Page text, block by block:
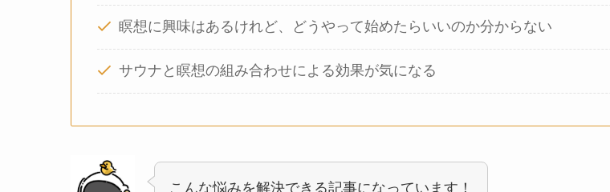
瞑想に興味はあるけれど、どうやって始めたらいいのか分からない
サウナと瞑想の組み合わせによる効果が気になる
こんな悩みを解決できる記事になっています！